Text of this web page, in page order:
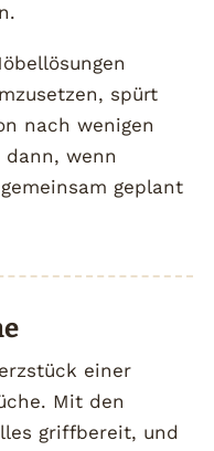
spürt
nach wenigen
dann, wenn
geplant
einer
Mit den
griffbereit, und